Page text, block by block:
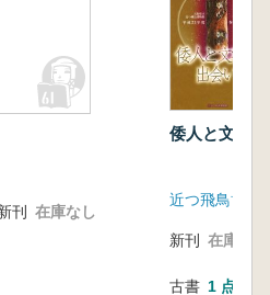
介すると共に、南九州と
りについて考えていきた
旨より抜粋)
古墳からみた南九州と
話に記された南九州 特
古墳群 日向の首長とヤ
刊 在庫なし
倭人と文字
近つ飛鳥博物
新刊 在庫なし
古書 1 点